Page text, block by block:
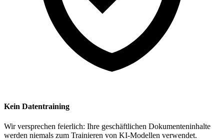
Kein Datentraining
Wir versprechen feierlich: Ihre geschäftlichen Dokumenteninhalte
werden niemals zum Trainieren von KI-Modellen verwendet.